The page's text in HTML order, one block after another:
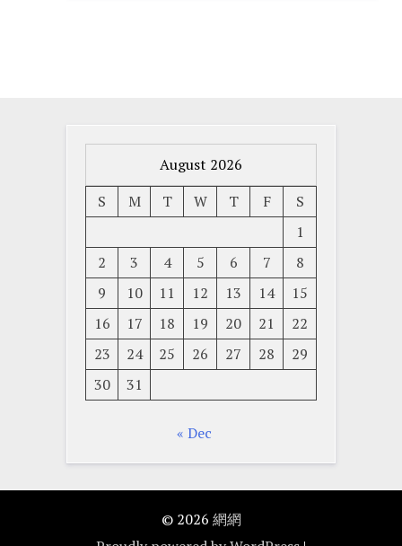
August 2026
S
M T W T F
S
1
2
3 4 5 6 7
8
9
10 11 12 13 14
15
16
17 18 19 20 21
22
23
24 25 26 27 28
29
30
31
« Dec
© 2026 網網